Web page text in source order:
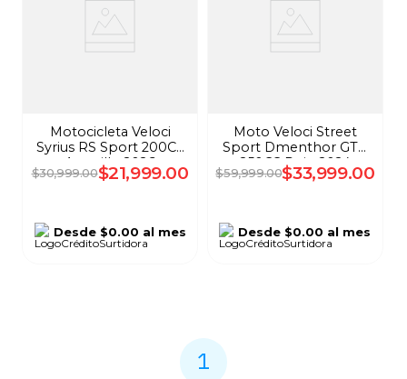
Motocicleta Veloci
Syrius RS Sport 200CC
Amarillo 2026
$30,999.00$21,999.00
Desde$0.00 al mes
Moto Veloci Street
Sport Dmenthor GTR
250CC Rojo 2024
$59,999.00$33,999.00
Desde $0.00 al mes
1